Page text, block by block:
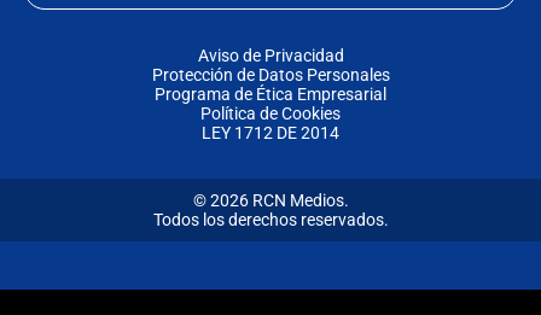
Aviso de Privacidad
Protección de Datos Personales
Programa de Ética Empresarial
Política de Cookies
LEY 1712 DE 2014
© 2026 RCN Medios.
Todos los derechos reservados.